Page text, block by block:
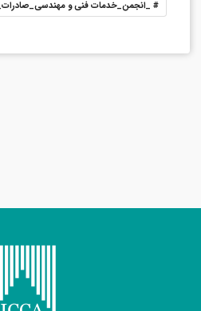
# _انجمن_خدمات فنی و